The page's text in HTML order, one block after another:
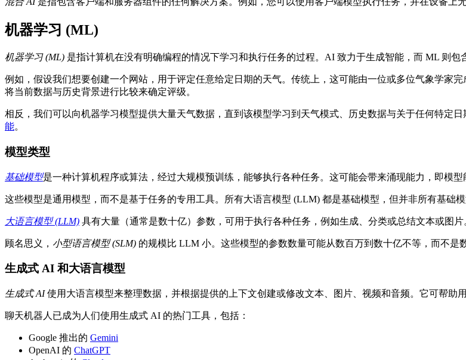
机器学习 (ML)
机器学习 (ML) 是指计算机在没有明确编程的情况下学习和执行任务的过程。AI 致力于生成智能，而 ML 则包
例如，假设我们想要创建一个网站，用于评定任意给定日期的天气。传统上，这可能由一位或多位气象学家
将当前数据与历史背景进行比较来确定评级。
相反，我们可以向机器学习模型提供大量天气数据，直到该模型学习到天气模式、历史数据与关于任何特定
能。
模型类型
基础模型是一种计算机程序或算法，经过大规模预训练，能够执行各种任务。这可能会带来涌现能力，即模型
这些模型是通用模型，而不是基于任务的专用工具。所有大语言模型 (LLM) 都是基础模型，但并非所有基础模
大语言模型 (LLM) 具有大量（通常是数十亿）参数，可用于执行各种任务，例如生成、分类或总结文本或图片
顾名思义， 小型语言模型 (SLM) 的规模比 LLM 小。这些模型的参数数量可能从数百万到数十亿不等，而不是
生成式 AI 和大语言模型
生成式 AI使用大语言模型来整理数据，并根据提供的上下文创建或修改文本、图片、视频和音频。它可帮助
聊天机器人已成为人们使用生成式 AI 的热门工具，包括：
Google 推出的 Gemini
OpenAI 的 ChatGPT